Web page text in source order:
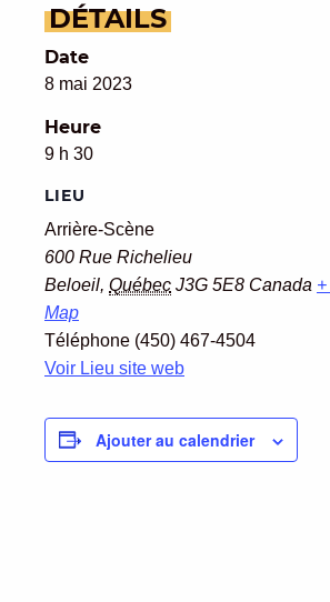
DÉTAILS
Date
8 mai 2023
Heure
9 h 30
LIEU
Arrière-Scène
600 Rue Richelieu
Beloeil, Québec J3G 5E8 Canada
Map
Téléphone (450) 467-4504
Voir Lieu site web
Ajouter au calendrier